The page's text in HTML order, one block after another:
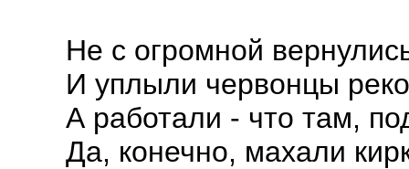
Не с огромной
И уплыли червонцы
А работали - что там,
Да, конечно, махали